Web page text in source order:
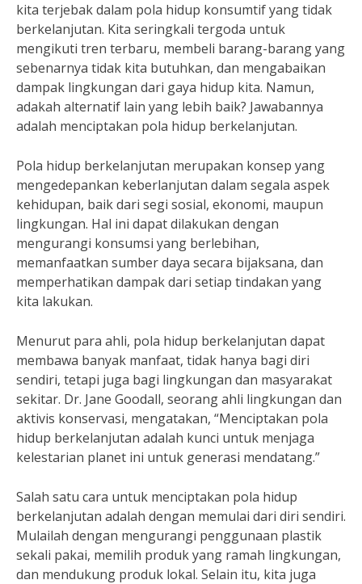
kita terjebak dalam pola hidup konsumtif yang tidak
berkelanjutan. Kita seringkali tergoda untuk
mengikuti tren terbaru, membeli barang-barang yang
sebenarnya tidak kita butuhkan, dan mengabaikan
dampak lingkungan dari gaya hidup kita. Namun,
adakah alternatif lain yang lebih baik? Jawabannya
adalah menciptakan pola hidup berkelanjutan.
Pola hidup berkelanjutan merupakan konsep yang
mengedepankan keberlanjutan dalam segala aspek
kehidupan, baik dari segi sosial, ekonomi, maupun
lingkungan. Hal ini dapat dilakukan dengan
mengurangi konsumsi yang berlebihan,
memanfaatkan sumber daya secara bijaksana, dan
memperhatikan dampak dari setiap tindakan yang
kita lakukan.
Menurut para ahli, pola hidup berkelanjutan dapat
membawa banyak manfaat, tidak hanya bagi diri
sendiri, tetapi juga bagi lingkungan dan masyarakat
sekitar. Dr. Jane Goodall, seorang ahli lingkungan dan
aktivis konservasi, mengatakan, “Menciptakan pola
hidup berkelanjutan adalah kunci untuk menjaga
kelestarian planet ini untuk generasi mendatang.”
Salah satu cara untuk menciptakan pola hidup
berkelanjutan adalah dengan memulai dari diri sendiri.
Mulailah dengan mengurangi penggunaan plastik
sekali pakai, memilih produk yang ramah lingkungan,
dan mendukung produk lokal. Selain itu, kita juga